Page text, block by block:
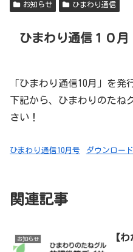
お知らせ ひまわり通信
ひまわり通信１０月
「ひまわり通信10月」を発
下記から、ひまわりのたね
さい！
ひまわり通信10月号 ダウンロード
関連記事
お知らせ 【